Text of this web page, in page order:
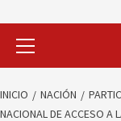
INICIO NACIÓN
NACIONAL DE ACCESO A